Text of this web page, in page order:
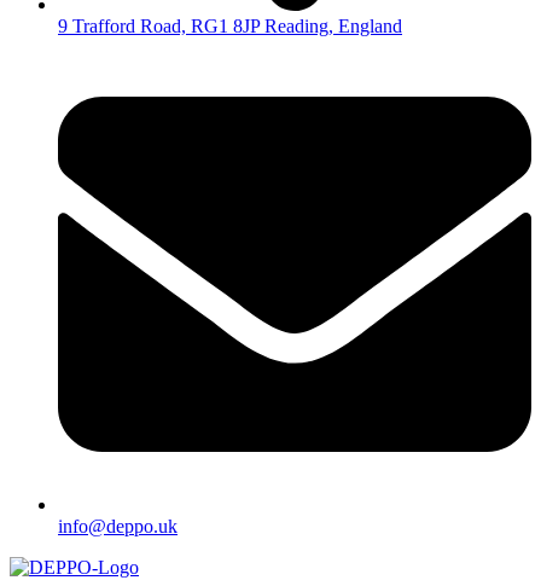
9 Trafford Road, RG1 8JP Reading, England
info@deppo.uk